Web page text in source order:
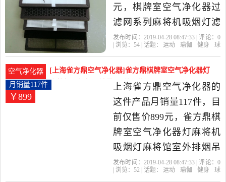
元，棋牌室空气净化器过
滤网系列麻将机吸烟灯滤
网耗材活性炭是2019年雀
运动,瑜伽,健身,球迷用品当
中性价比很高的自动麻将
机，由广东 珠海发货。
发布时间：2019-04-28 08:47:33 | 评论： 0
| 浏览： 54 | 话题： 运动 瑜伽 健身
球
空气净化器
[上海雀方鼎空气净化器]雀方鼎棋牌室空气净化器灯
麻将机吸烟灯月销量117件仅售899元
￥899
月销量117件
上海雀方鼎空气净化器的
这件产品月销量117件，目
前仅售价899元，雀方鼎棋
牌室空气净化器灯麻将机
吸烟灯麻将馆室外排烟吊
灯抽烟机是2019年上海雀
发布时间：2019-04-28 08:47:33 | 评论： 0
| 浏览： 52 | 话题： 运动 瑜伽 健身
球